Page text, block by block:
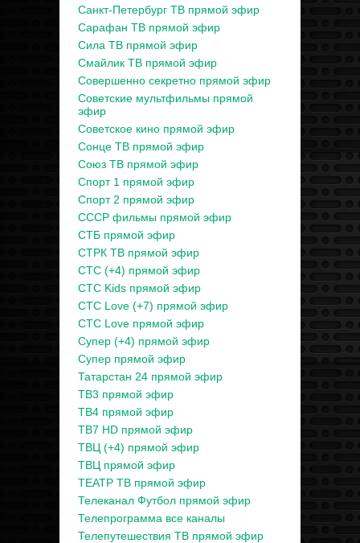
Санкт-Петербург ТВ прямой эфир
Сарафан ТВ прямой эфир
Сила ТВ прямой эфир
Смайлик ТВ прямой эфир
Совершенно секретно прямой эфир
Советские мультфильмы прямой
эфир
Советское кино прямой эфир
Сонце ТВ прямой эфир
Союз ТВ прямой эфир
Спорт 1 прямой эфир
Спорт 2 прямой эфир
СССР фильмы прямой эфир
СТБ прямой эфир
СТРК ТВ прямой эфир
СТС (+4) прямой эфир
СТС Kids прямой эфир
СТС Love (+7) прямой эфир
СТС Love прямой эфир
Супер (+4) прямой эфир
Супер прямой эфир
Татарстан 24 прямой эфир
ТВ3 прямой эфир
ТВ4 прямой эфир
ТВ7 HD прямой эфир
ТВЦ (+4) прямой эфир
ТВЦ прямой эфир
ТЕАТР ТВ прямой эфир
Телеканал Футбол прямой эфир
Телепрограмма все каналы
Телепутешествия ТВ прямой эфир